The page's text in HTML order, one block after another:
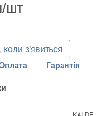
шт
коли з'явиться
Гарантія